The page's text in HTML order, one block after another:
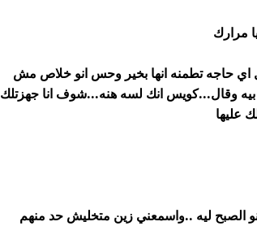
مرارك
اي حاجه تطمنه انها بخير وحس انو خلاص مش
وقال...كويس انك لسه هنه...شوف انا جهزتلك
عليها
الصبح ليه ..واسمعني زين متخليش حد منهم